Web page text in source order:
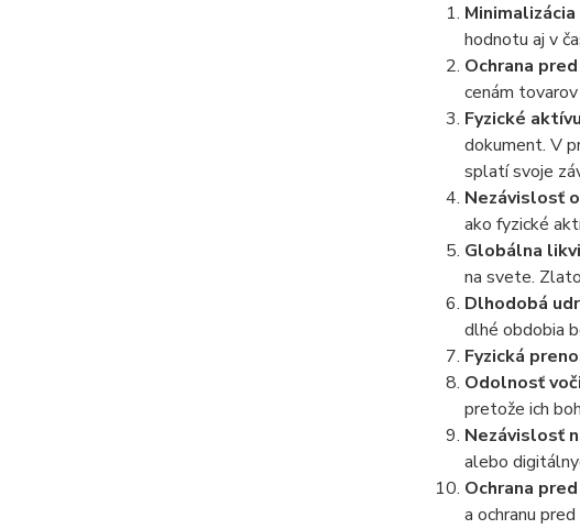
Minimalizácia
hodnotu aj v
Ochrana
cenám
Fyzické
dokument. V
splatí svoje
Nezávislosť
ako fyzické
Globálna
na svete.
Dlhodobá
dlhé obdobia
Fyzická
Odolnosť
pretože ich
Nezávislosť
alebo
Ochrana
a ochranu